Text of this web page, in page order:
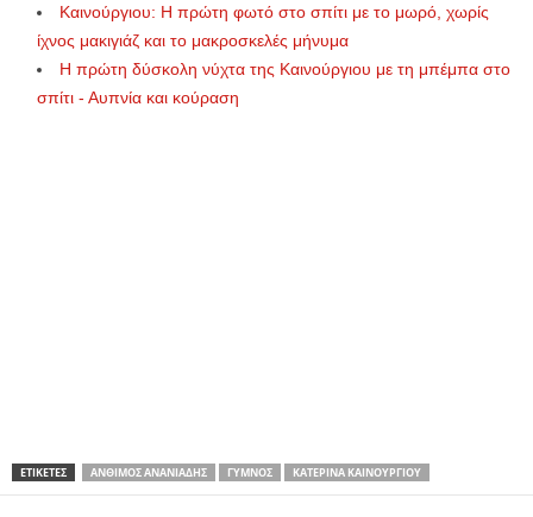
Καινούργιου: Η πρώτη φωτό στο σπίτι με το μωρό, χωρίς
ίχνος μακιγιάζ και το μακροσκελές μήνυμα
Η πρώτη δύσκολη νύχτα της Καινούργιου με τη μπέμπα στο
σπίτι - Αυπνία και κούραση
ΕΤΙΚΕΤΕΣ ΆΝΘΙΜΟΣ ΑΝΑΝΙΆΔΗΣ ΓΥΜΝΌΣ ΚΑΤΕΡΊΝΑ ΚΑΙΝΟΎΡΓΙΟΥ